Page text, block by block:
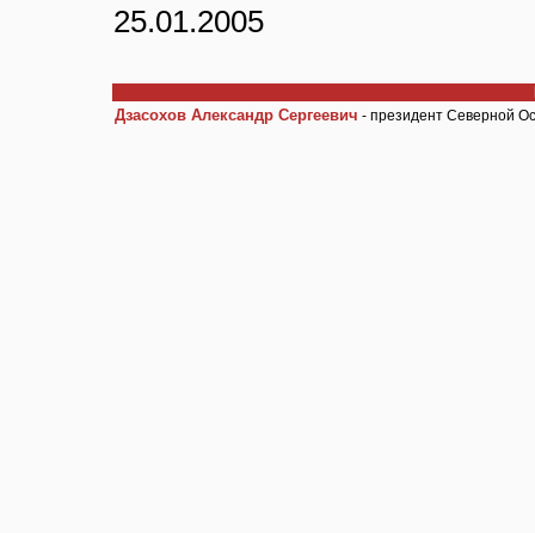
25.01.2005
Дзасохов Александр Сергеевич - президент Северной